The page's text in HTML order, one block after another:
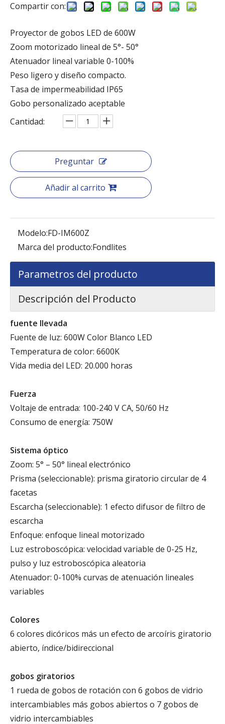
Compartir con:
Proyector de gobos LED de 600W
Zoom motorizado lineal de 5°- 50°
Atenuador lineal variable 0-100%
Peso ligero y diseño compacto.
Tasa de impermeabilidad IP65
Gobo personalizado aceptable
Cantidad:
Preguntar
Añadir al carrito
Modelo:FD-IM600Z
Marca del producto:Fondlites
Parametros del producto
Descripción del Producto
fuente llevada
Fuente de luz: 600W Color Blanco LED
Temperatura de color: 6600K
Vida media del LED: 20.000 horas
Fuerza
Voltaje de entrada: 100-240 V CA, 50/60 Hz
Consumo de energía: 750W
Sistema óptico
Zoom: 5° – 50° lineal electrónico
Prisma (seleccionable): prisma giratorio circular de 4
facetas
Escarcha (seleccionable): 1 efecto difusor de filtro de
escarcha
Enfoque: enfoque lineal motorizado
Luz estroboscópica: velocidad variable de 0-25 Hz,
pulso y luz estroboscópica aleatoria
Atenuador: 0-100% curvas de atenuación lineales
variables
Colores
6 colores dicóricos más un efecto de arcoíris giratorio
abierto, índice/bidireccional
gobos giratorios
1 rueda de gobos de rotación con 6 gobos de vidrio
intercambiables más gobos abiertos o 7 gobos de
vidrio intercambiables